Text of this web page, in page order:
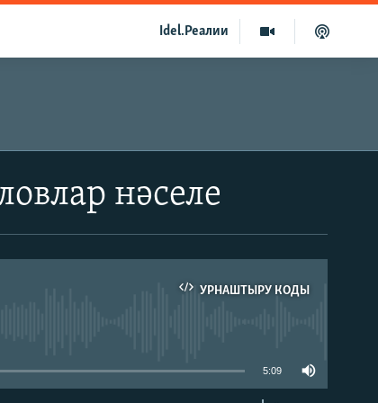
Idel.Реалии
нәселе
УРНАШТЫРУ КОДЫ
5:09